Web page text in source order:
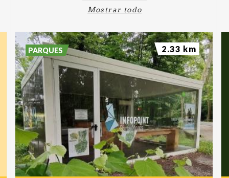
Mostrar todo
PARQUES 2.33 km